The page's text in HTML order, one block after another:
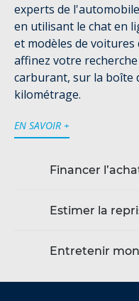
experts de
en utilisant le chat en
et modèles de voitures
affinez votre
carburant, sur la boîte
kilométrage.
EN SAVOIR +
Financer
Estimer la
Entretenir